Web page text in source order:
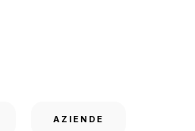
AZIENDE